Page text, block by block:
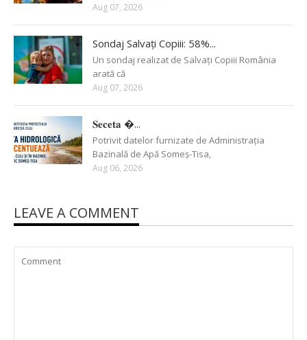
Aug 07, 2026
Sondaj Salvați Copiii: 58%...
Un sondaj realizat de Salvați Copiii România
arată că
Aug 07, 2026
𝐒𝐞𝐜𝐞𝐭𝐚 �...
Potrivit datelor furnizate de Administrația
Bazinală de Apă Someș-Tisa,
Aug 06, 2026
LEAVE A COMMENT